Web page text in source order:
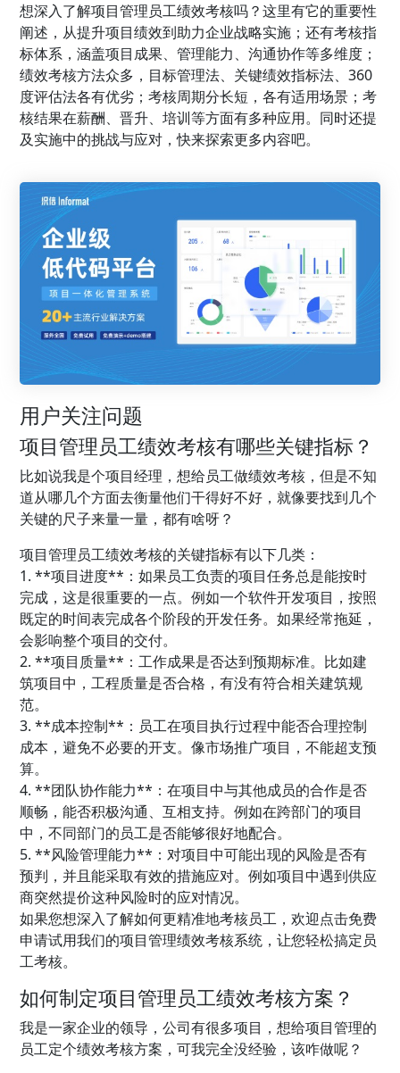
想深入了解项目管理员工绩效考核吗？这里有它的重要性
阐述，从提升项目绩效到助力企业战略实施；还有考核指
标体系，涵盖项目成果、管理能力、沟通协作等多维度；
绩效考核方法众多，目标管理法、关键绩效指标法、360
度评估法各有优劣；考核周期分长短，各有适用场景；考
核结果在薪酬、晋升、培训等方面有多种应用。同时还提
及实施中的挑战与应对，快来探索更多内容吧。
用户关注问题
项目管理员工绩效考核有哪些关键指标？
比如说我是个项目经理，想给员工做绩效考核，但是不知
道从哪几个方面去衡量他们干得好不好，就像要找到几个
关键的尺子来量一量，都有啥呀？
项目管理员工绩效考核的关键指标有以下几类：
1. **项目进度**：如果员工负责的项目任务总是能按时
完成，这是很重要的一点。例如一个软件开发项目，按照
既定的时间表完成各个阶段的开发任务。如果经常拖延，
会影响整个项目的交付。
2. **项目质量**：工作成果是否达到预期标准。比如建
筑项目中，工程质量是否合格，有没有符合相关建筑规
范。
3. **成本控制**：员工在项目执行过程中能否合理控制
成本，避免不必要的开支。像市场推广项目，不能超支预
算。
4. **团队协作能力**：在项目中与其他成员的合作是否
顺畅，能否积极沟通、互相支持。例如在跨部门的项目
中，不同部门的员工是否能够很好地配合。
5. **风险管理能力**：对项目中可能出现的风险是否有
预判，并且能采取有效的措施应对。例如项目中遇到供应
商突然提价这种风险时的应对情况。
如果您想深入了解如何更精准地考核员工，欢迎点击免费
申请试用我们的项目管理绩效考核系统，让您轻松搞定员
工考核。
如何制定项目管理员工绩效考核方案？
我是一家企业的领导，公司有很多项目，想给项目管理的
员工定个绩效考核方案，可我完全没经验，该咋做呢？